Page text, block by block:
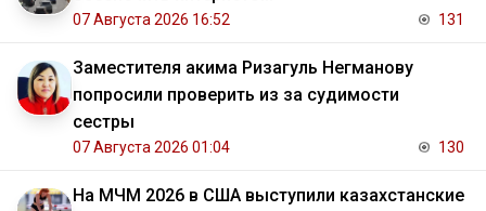
07 Августа 2026 16:52 131
Заместителя акима Ризагуль Негманову
попросили проверить из за судимости
сестры
07 Августа 2026 01:04 130
На МЧМ 2026 в США выступили казахстанские